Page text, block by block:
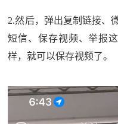
2.然后，弹出复制链接、
短信、保存视频、举报
样，就可以保存视频了。